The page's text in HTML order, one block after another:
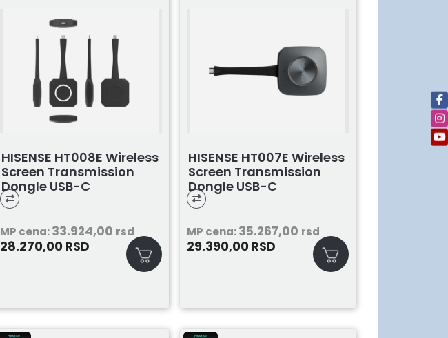
HISENSE HT008E Wireless
Screen Transmission
Dongle USB-C
MP cena:33.924,00 rsd
28.270,00 RSD
HISENSE HT007E Wireless
Screen Transmission
Dongle USB-C
MP cena:35.267,00 rsd
29.390,00 RSD